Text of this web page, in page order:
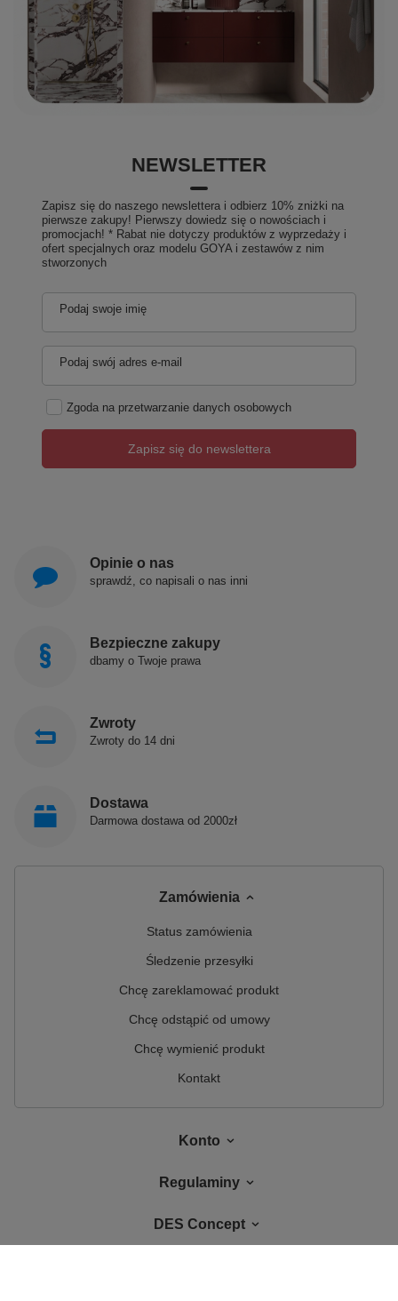
NEWSLETTER
Zapisz się do naszego newslettera i odbierz 10% zniżki na
pierwsze zakupy! Pierwszy dowiedz się o nowościach i
promocjach! * Rabat nie dotyczy produktów z wyprzedaży i
ofert specjalnych oraz modelu GOYA i zestawów z nim
stworzonych
Podaj swoje imię
Podaj swój adres e-mail
Zgoda na przetwarzanie danych osobowych
Zapisz się do newslettera
Opinie o nas
sprawdź, co napisali o nas inni
Bezpieczne zakupy
dbamy o Twoje prawa
Zwroty
Zwroty do 14 dni
Dostawa
Darmowa dostawa od 2000zł
Zamówienia
Status zamówienia
Śledzenie przesyłki
Chcę zareklamować produkt
Chcę odstąpić od umowy
Chcę wymienić produkt
Kontakt
Konto
Regulaminy
DES Concept